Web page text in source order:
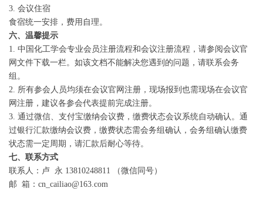
3. 会议住宿
食宿统一安排，费用自理。
六、温馨提示
1. 中国化工学会专业会员注册流程和会议注册流程，请参阅会议官
网文件下载一栏。如该文档不能解决您遇到的问题，请联系会务
组。
2. 所有参会人员均须在会议官网注册，现场报到也需现场在会议官
网注册，建议各参会代表提前完成注册。
3. 通过微信、支付宝缴纳会议费，缴费状态会议系统自动确认。通
过银行汇款缴纳会议费，缴费状态需会务组确认，会务组确认缴费
状态需一定周期，请汇款后耐心等待。
七、联系方式
联系人：卢 永 13810248811 （微信同号）
邮 箱：cn_cailiao@163.com